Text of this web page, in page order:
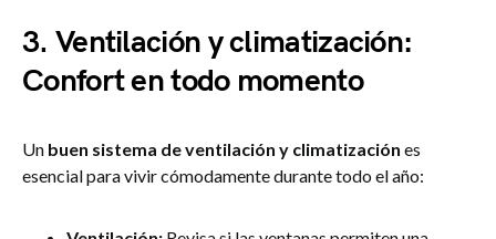
3. Ventilación y climatización:
Confort en todo momento
Un buen sistema de ventilación y climatización es
esencial para vivir cómodamente durante todo el año: